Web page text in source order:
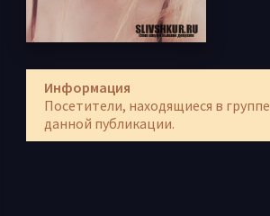
Информация
Посетители, находящиеся в группе
данной публикации.